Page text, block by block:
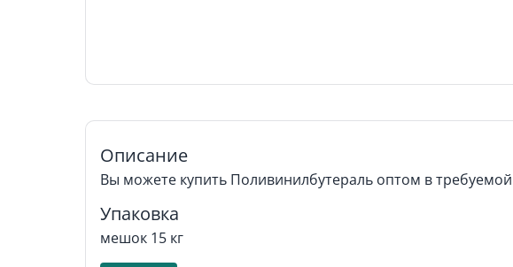
Описание
Вы можете купить Поливинилбутераль оптом в
Упаковка
мешок 15 кг